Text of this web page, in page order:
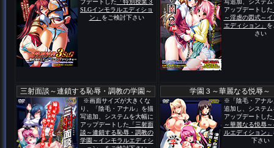
プデートした 「特別授業３
SLGインモラルエディショ
ン」
をご検討下さい
写追加、システム
アップデートした
～淫虐の図式～
エディション」
さい
三射面談～連鎖する恥辱・調教の学園～
※画面サイズが大きくな
り、「陰毛・アナル」を描
写追加、システムを大幅に
アップデートした 「三射面
談～連鎖する恥辱・調教の
学園～インモラルエディシ
学園３～華麗なる悦辱～
※「陰毛・アナル
追加し、システム
アップデートした
～華麗なる悦辱
ルエディション」
下さい